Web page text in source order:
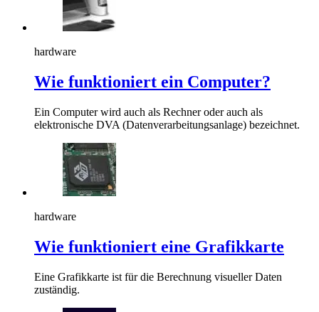
hardware
Wie funktioniert ein Computer?
Ein Computer wird auch als Rechner oder auch als
elektronische DVA (Datenverarbeitungsanlage) bezeichnet.
hardware
Wie funktioniert eine Grafikkarte
Eine Grafikkarte ist für die Berechnung visueller Daten
zuständig.